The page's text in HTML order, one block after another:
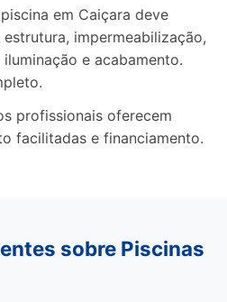
em Caiçara deve
impermeabilização,
e acabamento.
profissionais oferecem
facilitadas e financiamento.
sobre Piscinas